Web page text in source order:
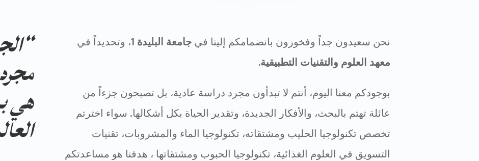
هي
نحن سعيدون جداً وفخورون بانضمامكم إلينا فيجامعة البليدة 1 ، وتحديداً في
معهد العلوم والتقنيات التطبيقية.
بوجودكم معنا اليوم، أنتم لا تبدأون مجرد دراسة عادية، بل تصبحون جزءاً من
عائلة تهتم بالبحث، والأفكار الجديدة، وتقدير الحياة بكل أشكالها. سواء اخترتم
تخصص تكنولوجيا الحليب ومشتقاته، تكنولوجيا الماء والمشروبات، تقنيات
التسويق في العلوم الغذائية، تكنولوجيا الحبوب ومشتقاتها ، هدفنا هو مساعدتكم